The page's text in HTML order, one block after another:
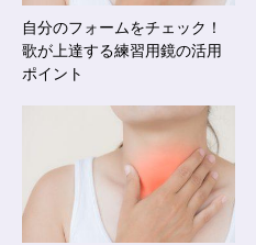
自分のフォームをチェック！
歌が上達する練習用鏡の活用
ポイント